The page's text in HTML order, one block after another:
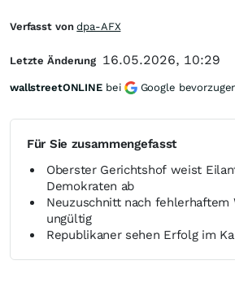
Für Sie zusammengefasst
Oberster Gerichtshof weist
Demokraten ab
Neuzuschnitt nach fehlerhaftem
ungültig
Republikaner sehen Erfolg im
Verfasst vondpa-AFX
Letzte Änderung 16.05.2026, 10:29
wallstreetONLINE bei Google